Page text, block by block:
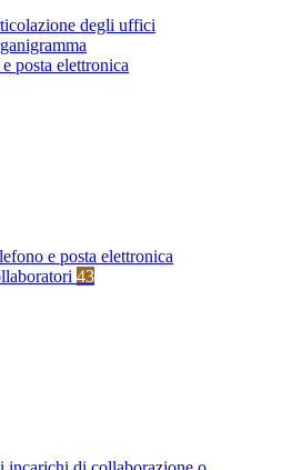
degli uffici
posta elettronica
e posta elettronica
43